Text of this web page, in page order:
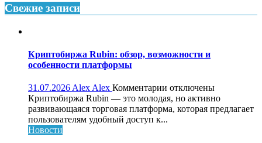
Свежие записи
Криптобиржа Rubin: обзор, возможности и
особенности платформы
31.07.2026Alex Alex Комментарии к
записи
Криптобиржа
Rubin:
отключены
Криптобиржа Rubin — это молодая, но активно
развивающаяся торговая платформа, которая предлагает
пользователям удобный доступ к...
Новости